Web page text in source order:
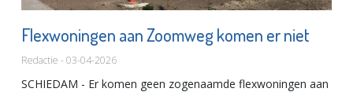
Flexwoningen aan Zoomweg komen er niet
Redactie - 03-04-2026
SCHIEDAM - Er komen geen zogenaamde flexwoningen aan